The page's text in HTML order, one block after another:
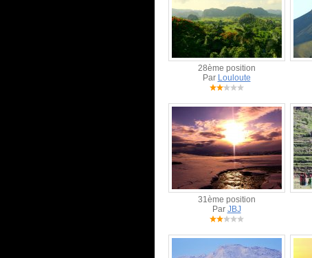
28ème position
Par Louloute
31ème position
Par JBJ